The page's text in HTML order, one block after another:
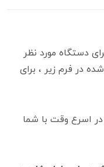
دستگاه مورد نظر
در فرم زیر ، برای
اسرع وقت با شما